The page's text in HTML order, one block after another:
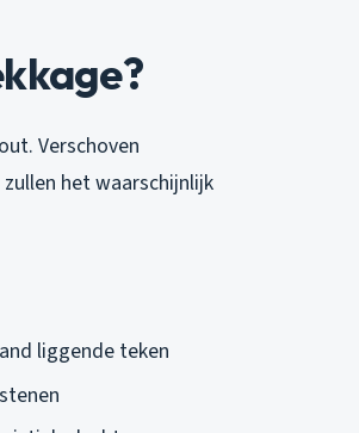
Verschoven
het waarschijnlijk
liggende teken